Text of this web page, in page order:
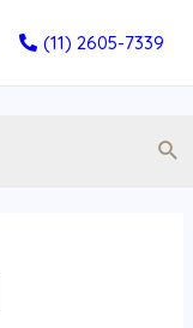
(11) 2605-7339